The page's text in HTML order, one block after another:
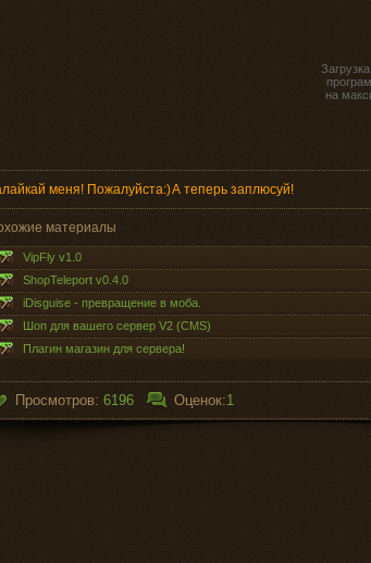
на
меня! Пожалуйста:)А теперь заплюсуй!
материалы
VipFly v1.0
ShopTeleport v0.4.0
iDisguise - превращение в моба.
Шоп для вашего сервер V2 (CMS)
Плагин магазин для сервера!
Просмотров: 6196 Оценок:1